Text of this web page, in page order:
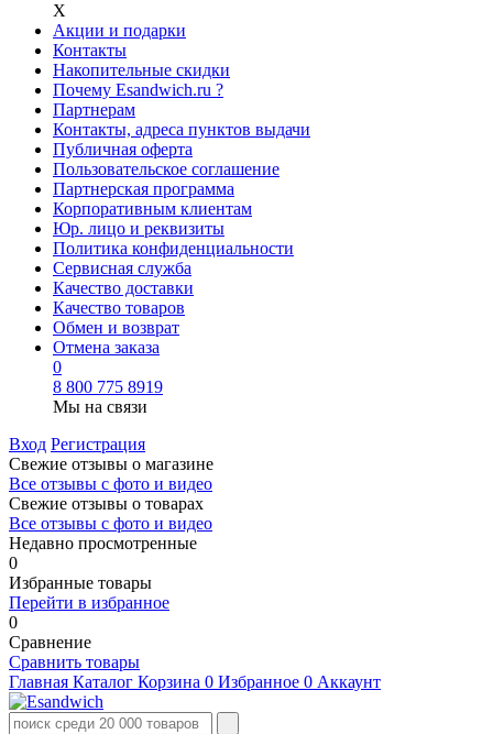
Х
Акции и подарки
Контакты
Накопительные скидки
Почему Esandwich.ru ?
Партнерам
Контакты, адреса пунктов выдачи
Публичная оферта
Пользовательское соглашение
Партнерская программа
Корпоративным клиентам
Юр. лицо и реквизиты
Политика конфиденциальности
Сервисная служба
Качество доставки
Качество товаров
Обмен и возврат
Отмена заказа
0
8 800 775 8919
Мы на связи
Вход Регистрация
Свежие отзывы о магазине
Все отзывы с фото и видео
Свежие отзывы о товарах
Все отзывы c фото и видео
Недавно просмотренные
0
Избранные товары
Перейти в избранное
0
Сравнение
Сравнить товары
Главная Каталог Корзина 0 Избранное 0 Аккаунт